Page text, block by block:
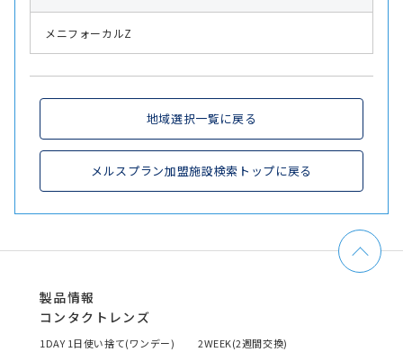
メニフォーカルZ
地域選択一覧に戻る
メルスプラン加盟施設検索トップに戻る
製品情報
コンタクトレンズ
1DAY 1日使い捨て(ワンデー)
2WEEK(2週間交換)